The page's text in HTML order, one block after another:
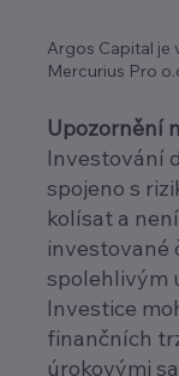
Argos Capital je
Mercurius Pro
Upozornění
Investování
spojeno s
kolísat a
investované
spolehlivým
Investice
finančních
úrokovými